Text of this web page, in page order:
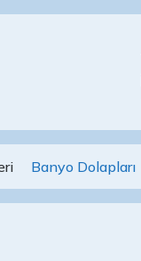
Banyo Dolapları